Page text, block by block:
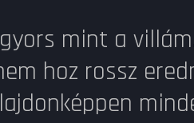
mint a
hoz rossz